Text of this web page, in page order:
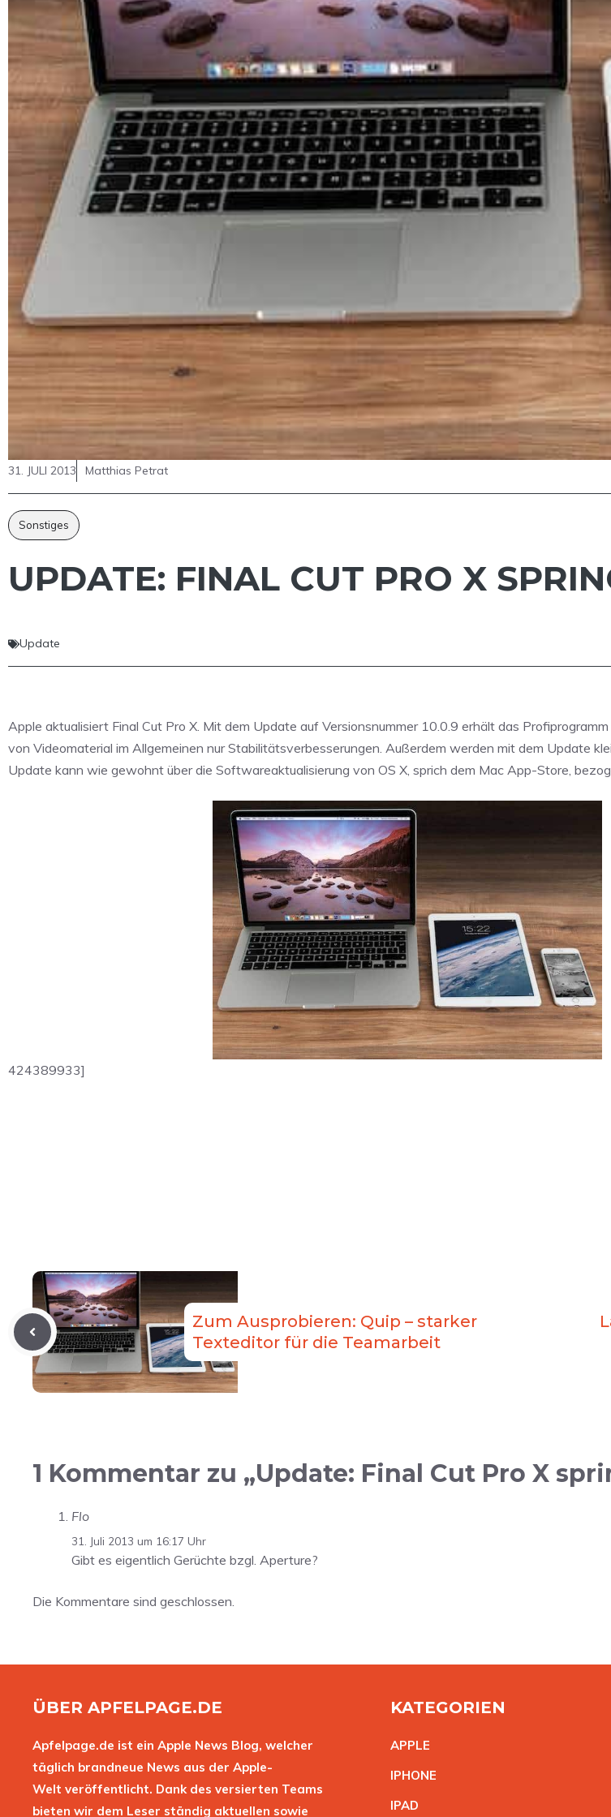
31. JULI 2013 Matthias Petrat
Sonstiges
UPDATE: FINAL CUT PRO X
Update
Apple aktualisiert Final Cut Pro X. Mit dem Update auf Versionsnummer 10.0.9 erhält das
von Videomaterial im Allgemeinen nur Stabilitätsverbesserungen. Außerdem werden mit dem Update
Update kann wie gewohnt über die Softwareaktualisierung von OS X, sprich dem Mac App-Store,
424389933]
Zum Ausprobieren: Quip – starker
Texteditor für die Teamarbeit
1 Kommentar zu „Update: Final Cut Pro X
Flo
31. Juli 2013 um 16:17 Uhr
Gibt es eigentlich Gerüchte bzgl. Aperture?
Die Kommentare sind geschlossen.
ÜBER APFELPAGE.DE
Apfelpage.de ist ein Apple News Blog, welcher
täglich brandneue News aus der Apple-
Welt veröffentlicht. Dank des versierten Teams
bieten wir dem Leser ständig aktuellen sowie
KATEGORIEN
APPLE
IPHONE
IPAD